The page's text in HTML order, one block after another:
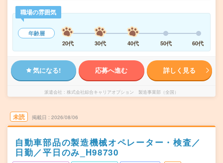
職場の雰囲気
年齢層
20代
30代 40代 50代 60代
気になる! 応募へ進む 詳しく見る
派遣会社 株式会社綜合キャリアオプション 製造事業部（全国）
未読 掲載日 2026/08/06
自動車部品の製造機械オペレーター・検査／
日勤／平日のみ_H98730